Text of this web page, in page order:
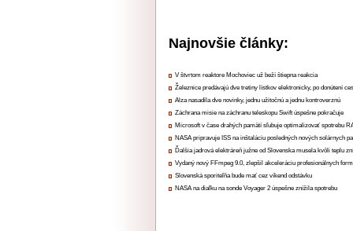
Najnovšie články:
V štvrtom reaktore Mochoviec už beží štiepna reakcia
Železnice predávajú dve tretiny lístkov elektronicky, po donútení
Alza nasadila dve novinky, jednu užitočnú a jednu kontroverznú
Záchrana misie na záchranu teleskopu Swift úspešne pokračuje
Microsoft v čase drahých pamätí sľubuje optimalizovať spotrebu
NASA pripravuje ISS na inštaláciu posledných nových solárnych
Ďalšia jadrová elektráreň južne od Slovenska musela kvôli teplu
Vydaný nový FFmpeg 9.0, zlepšil akceleráciu profesionálnych
Slovenská sporiteľňa bude mať cez víkend odstávku
NASA na diaľku na sonde Voyager 2 úspešne znížila spotrebu